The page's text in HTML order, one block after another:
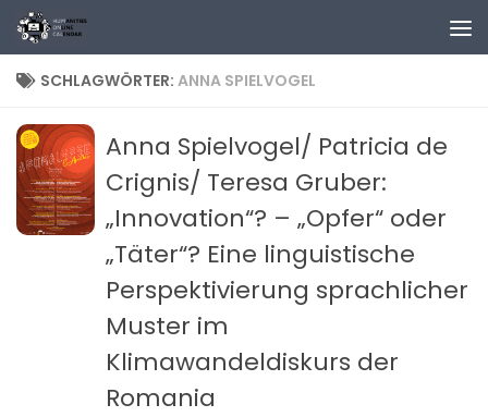
Zum Inhalt springen
SCHLAGWÖRTER: ANNA SPIELVOGEL
Anna Spielvogel/ Patricia de
Crignis/ Teresa Gruber:
„Innovation“? – „Opfer“ oder
„Täter“? Eine linguistische
Perspektivierung sprachlicher
Muster im
Klimawandeldiskurs der
Romania